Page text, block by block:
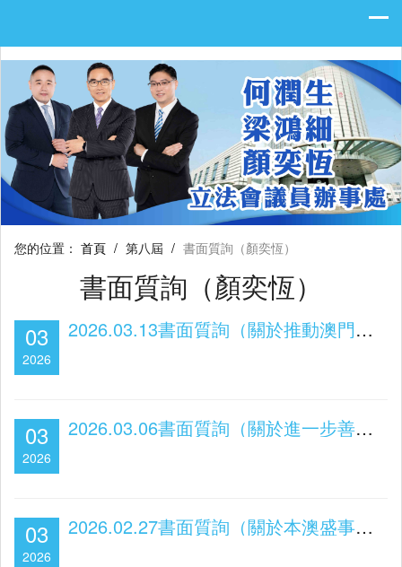
您的位置： 首頁 / 第八屆 / 書面質詢（顏奕恆）
書面質詢（顏奕恆）
03
2026
2026.03.13書面質詢（關於推動澳門低碳經濟發展）
03
2026
2026.03.06書面質詢（關於進一步善用財資稅務優惠，促進內聯外通）
03
2026
2026.02.27書面質詢（關於本澳盛事活動宣傳協調機制）